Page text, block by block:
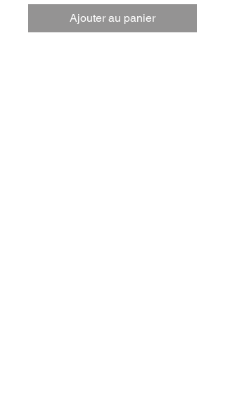
Ajouter au panier